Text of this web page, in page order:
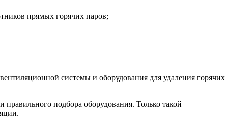
прямых горячих паров;
системы и оборудования для удаления горячих
подбора оборудования. Только такой